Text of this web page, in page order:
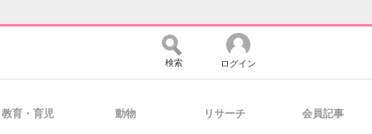
検索 ログイン
教育・育児 動物 リサーチ 会員記事